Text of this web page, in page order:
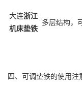
大连浙江
机床垫铁
多层结构，
四、可调垫铁的使用注